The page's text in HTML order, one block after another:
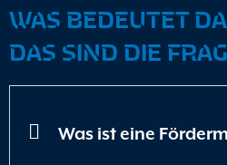
WAS BEDEUTET
DAS SIND DIE
Was ist eine